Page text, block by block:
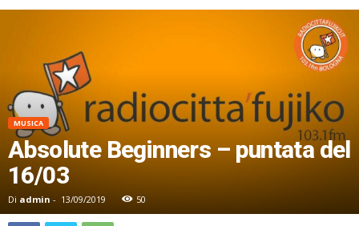
MUSICA
Absolute Beginners – puntata del
16/03
Di admin - 13/09/2019 50